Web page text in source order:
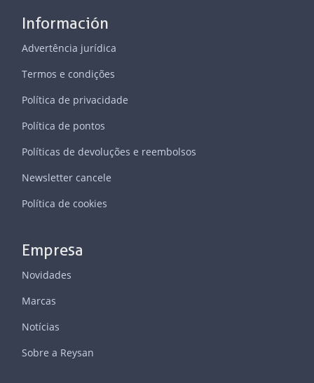
Información
Advertência jurídica
Termos e condições
Política de privacidade
Política de pontos
Políticas de devoluções e reembolsos
Newsletter cancele
Política de cookies
Empresa
Novidades
Marcas
Notícias
Sobre a Reysan